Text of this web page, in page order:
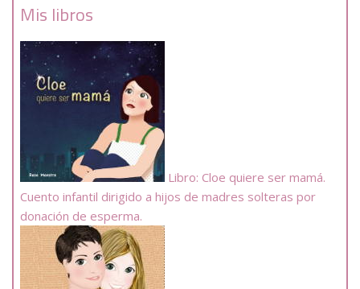
Mis libros
Libro: Cloe quiere ser mamá.
Cuento infantil dirigido a hijos de madres solteras por
donación de esperma.